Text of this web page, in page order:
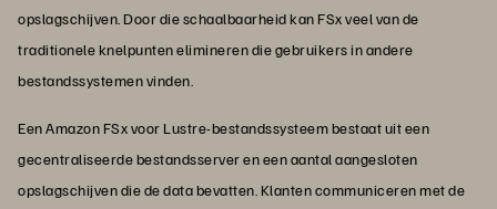
opslagschijven. Door die schaalbaarheid kan FSx veel van de
traditionele knelpunten elimineren die gebruikers in andere
bestandssystemen vinden.
Een Amazon FSx voor Lustre-bestandssysteem bestaat uit een
gecentraliseerde bestandsserver en een aantal aangesloten
opslagschijven die de data bevatten. Klanten communiceren met de